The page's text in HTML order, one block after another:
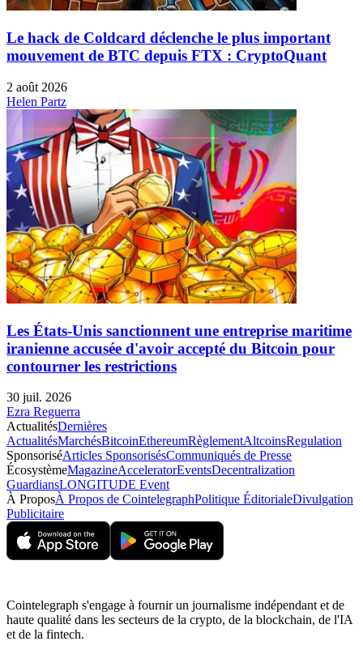
Le hack de Coldcard déclenche le plus important
mouvement de BTC depuis FTX : CryptoQuant
2 août 2026
Helen Partz
Les États-Unis sanctionnent une entreprise maritime
iranienne accusée d'avoir accepté du Bitcoin pour
contourner les restrictions
30 juil. 2026
Ezra Reguerra
ActualitésDernières
ActualitésMarchésBitcoinEthereumRèglementAltcoinsRegulation
SponsoriséArticles SponsorisésCommuniqués de Presse
ÉcosystèmeMagazineAcceleratorEventsDecentralization
GuardiansLONGITUDE Event
À ProposÀ Propos de CointelegraphPolitique ÉditorialeDivulgation
Publicitaire
Cointelegraph s'engage à fournir un journalisme indépendant et de
haute qualité dans les secteurs de la crypto, de la blockchain, de l'IA
et de la fintech.